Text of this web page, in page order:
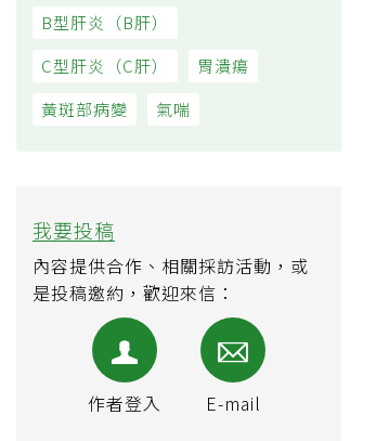
B型肝炎（B肝）
C型肝炎（C肝）
胃潰瘍
黃斑部病變
氣喘
我要投稿
內容提供合作、相關採訪活動，或
是投稿邀約，歡迎來信：
作者登入 E-mail